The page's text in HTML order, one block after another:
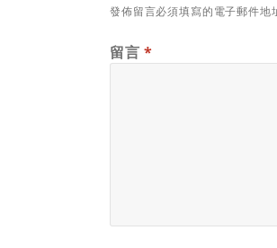
發佈留言必須填寫的電子郵件地
留言 *